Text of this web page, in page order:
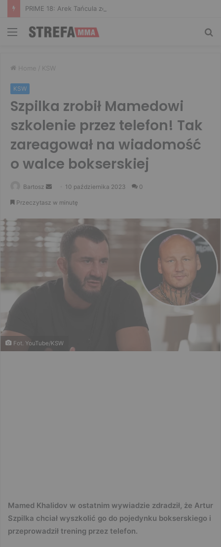
Menu
Home / KSW
KSW
Szpilka zrobił Mamedowi
szkolenie przez telefon! Tak
zareagował na wiadomość
o walce bokserskiej
Bartosz
Send 10 października 2023 0
Przeczytasz w minutę
Fot. YouTube/KSW
Mamed Khalidov w ostatnim wywiadzie zdradził, że Artur
Szpilka chciał wyszkolić go do pojedynku bokserskiego i
przeprowadził trening przez telefon.